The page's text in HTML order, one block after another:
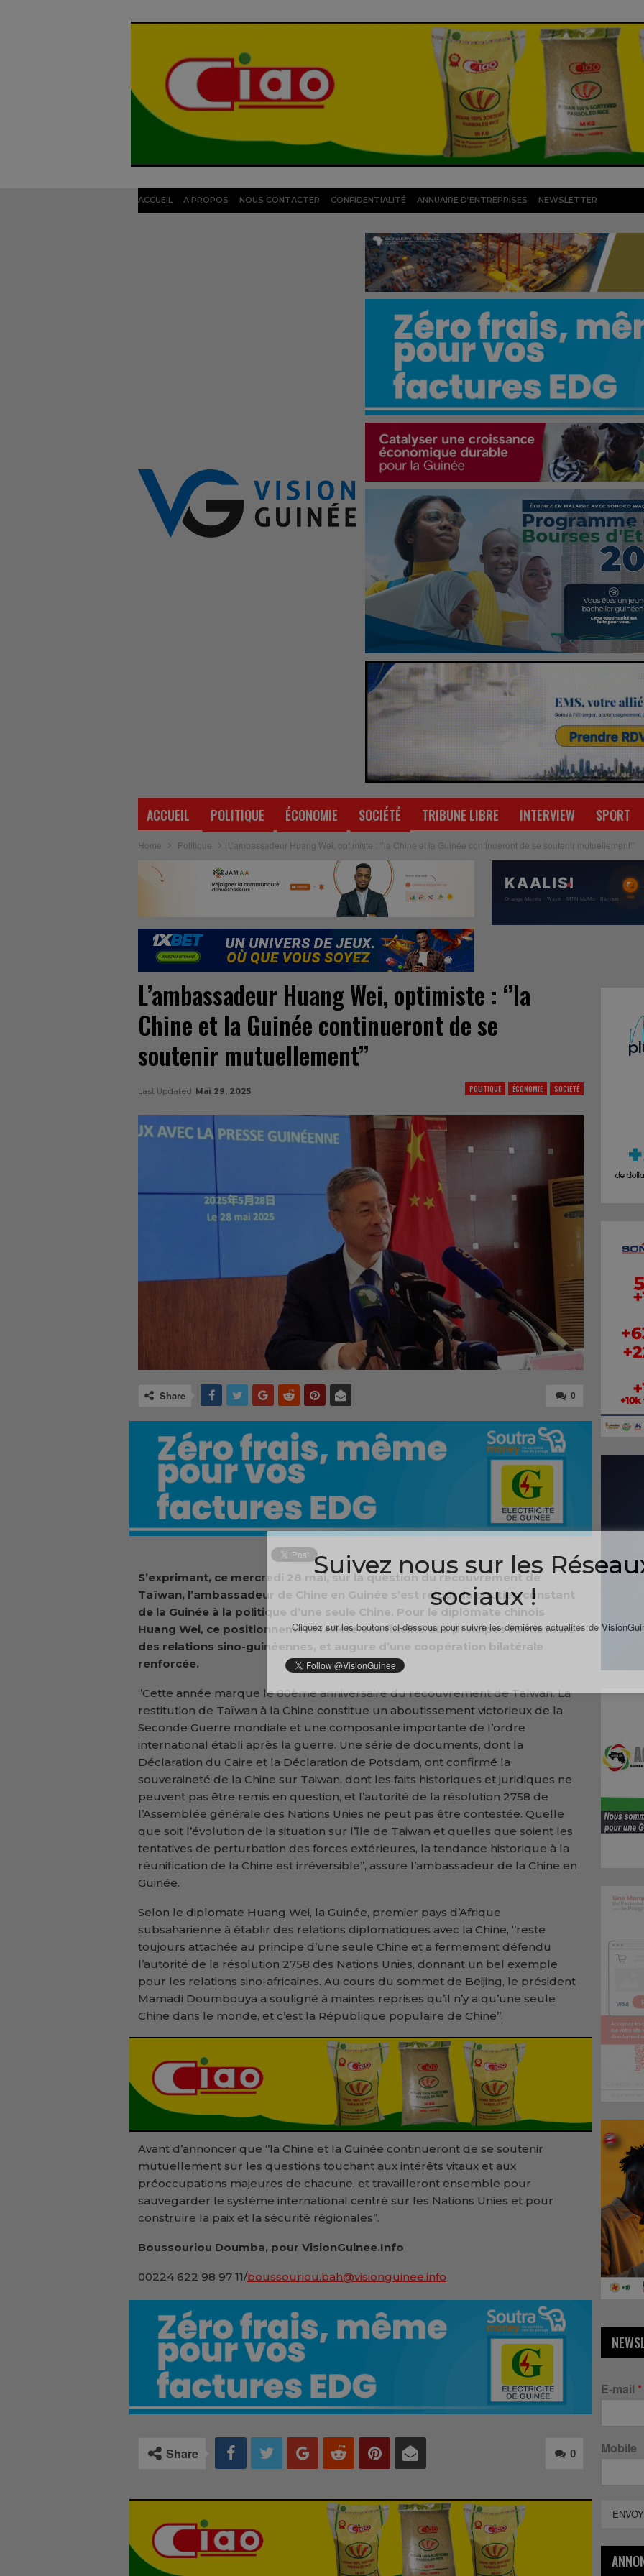
ACCUEIL A PROPOS NOUS CONTACTER CONFIDENTIALITÉ ANNUAIRE D’ENTREPRISES NEWSLETTER
ACCUEIL POLITIQUE ÉCONOMIE SOCIÉTÉ TRIBUNE LIBRE INTERVIEW SPORT
Home Politique L’ambassadeur Huang Wei, optimiste : ‘’la Chine et la Guinée continueront de se soutenir mutuellement’’
L’ambassadeur Huang Wei, optimiste : ‘’la
Chine et la Guinée continueront de se
soutenir mutuellement’’
POLITIQUE ÉCONOMIE SOCIÉTÉ
Last Updated Mai 29, 2025
0
Share
S’exprimant, ce mercredi 28 mai, sur la question du recouvrement de
Taïwan, l’ambassadeur de Chine en Guinée s’est réjoui du soutien constant
de la Guinée à la politique d’une seule Chine. Pour le diplomate chinois
Huang Wei, ce positionnement reflète une fidélité aux principes fondateurs
des relations sino-guinéennes, et augure d’une coopération bilatérale
renforcée.
‘’Cette année marque le 80ème anniversaire du recouvrement de Taïwan. La
restitution de Taïwan à la Chine constitue un aboutissement victorieux de la
Seconde Guerre mondiale et une composante importante de l’ordre
international établi après la guerre. Une série de documents, dont la
Déclaration du Caire et la Déclaration de Potsdam, ont confirmé la
souveraineté de la Chine sur Taiwan, dont les faits historiques et juridiques ne
peuvent pas être remis en question, et l’autorité de la résolution 2758 de
l’Assemblée générale des Nations Unies ne peut pas être contestée. Quelle
que soit l’évolution de la situation sur l’île de Taiwan et quelles que soient les
tentatives de perturbation des forces extérieures, la tendance historique à la
réunification de la Chine est irréversible’’, assure l’ambassadeur de la Chine en
Guinée.
Selon le diplomate Huang Wei, la Guinée, premier pays d’Afrique
subsaharienne à établir des relations diplomatiques avec la Chine, ‘’reste
toujours attachée au principe d’une seule Chine et a fermement défendu
l’autorité de la résolution 2758 des Nations Unies, donnant un bel exemple
pour les relations sino-africaines. Au cours du sommet de Beijing, le président
Mamadi Doumbouya a souligné à maintes reprises qu’il n’y a qu’une seule
Chine dans le monde, et c’est la République populaire de Chine’’.
Avant d’annoncer que ‘’la Chine et la Guinée continueront de se soutenir
mutuellement sur les questions touchant aux intérêts vitaux et aux
préoccupations majeures de chacune, et travailleront ensemble pour
sauvegarder le système international centré sur les Nations Unies et pour
construire la paix et la sécurité régionales’’.
Boussouriou Doumba, pour VisionGuinee.Info
00224 622 98 97 11/boussouriou.bah@visionguinee.info
0
Share
E-mail *
Mobile
Suivez nous sur les
sociaux !
Cliquez sur les boutons ci-dessous pour suivre les dernières actualités de